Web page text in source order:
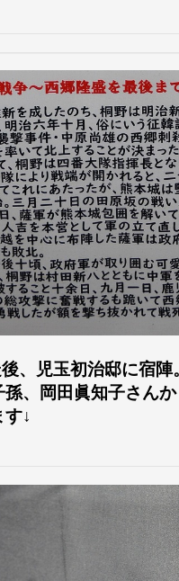
、児玉初治邸に宿
、岡田眞知子さん
↓